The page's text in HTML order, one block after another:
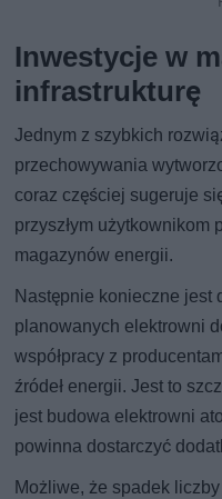
Inwestycje w
infrastrukturę
Jednym z szybkich
przechowywania
coraz częściej sugeruje
przyszłym użytkownikom
magazynów energii.
Następnie konieczne jest
planowanych elektrowni
współpracy z
źródeł energii. Jest to
jest budowa elektrowni
powinna dostarczyć
Możliwe, że spadek